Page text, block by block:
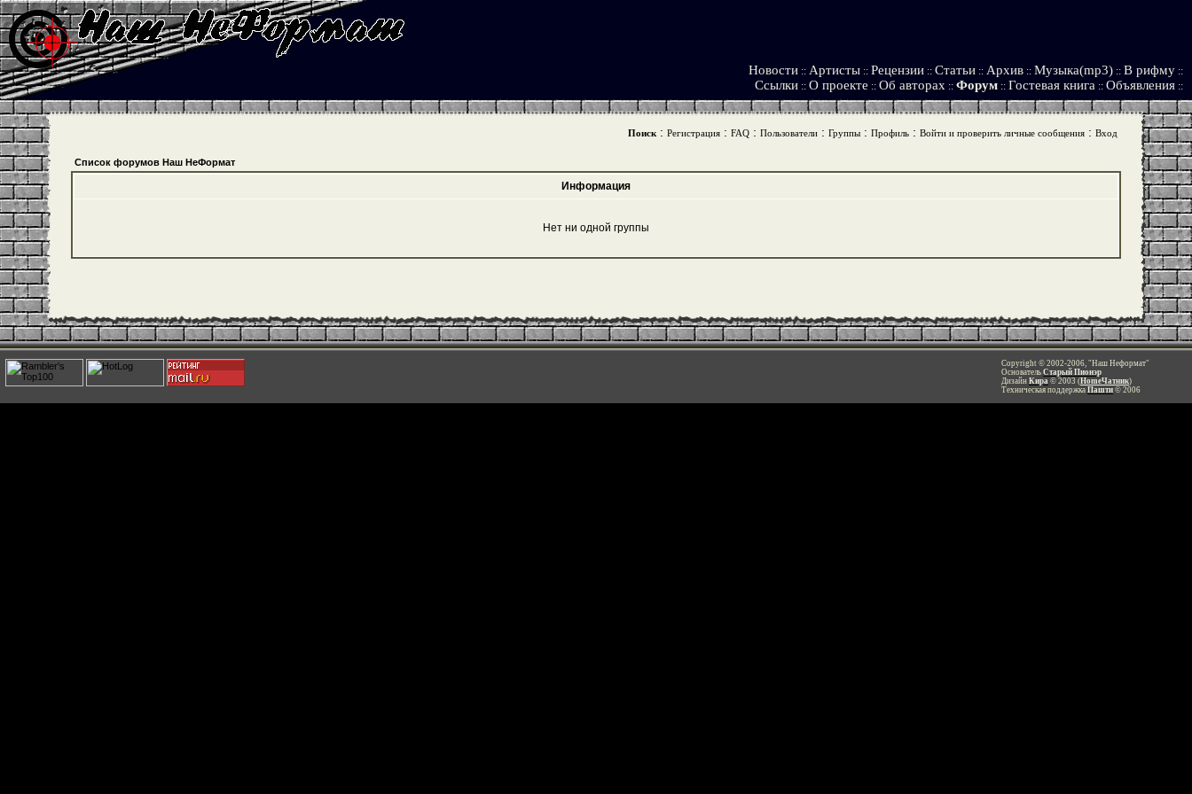
Новости :: Артисты :: Рецензии :: Статьи :: Архив :: Музыка(mp3) :: В рифму ::
Ссылки :: О проекте :: Об авторах :: Форум :: Гостевая книга :: Объявления ::
Поиск: Регистрация: FAQ: Пользователи: Группы: Профиль: Войти и проверить личные сообщения: Вход
Список форумов Наш НеФормат
Информация
Нет ни одной группы
Copyright © 2002-2006, "Наш Неформат"
Основатель Старый Пионэр
Дизайн Кира © 2003 (HomeЧатник)
Техническая поддержка Пашти © 2006